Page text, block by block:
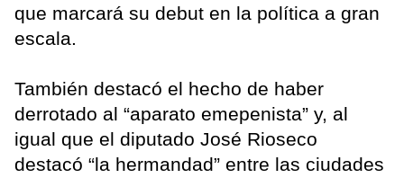
que marcará su debut en la política a gran
escala.
También destacó el hecho de haber
derrotado al “aparato emepenista” y, al
igual que el diputado José Rioseco
destacó “la hermandad” entre las ciudades